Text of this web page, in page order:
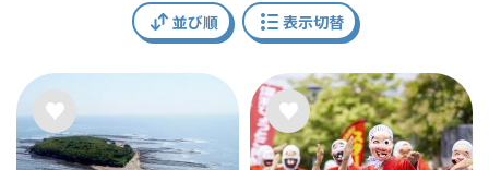
並び順 表示切替